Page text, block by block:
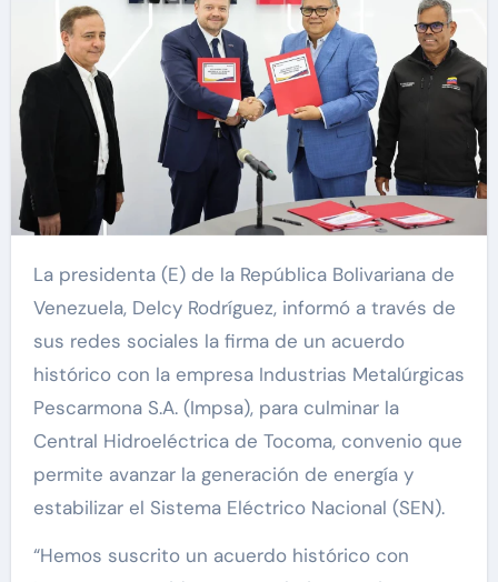
La presidenta (E) de la República Bolivariana de
Venezuela, Delcy Rodríguez, informó a través de
sus redes sociales la firma de un acuerdo
histórico con la empresa Industrias Metalúrgicas
Pescarmona S.A. (Impsa), para culminar la
Central Hidroeléctrica de Tocoma, convenio que
permite avanzar la generación de energía y
estabilizar el Sistema Eléctrico Nacional (SEN).
“Hemos suscrito un acuerdo histórico con